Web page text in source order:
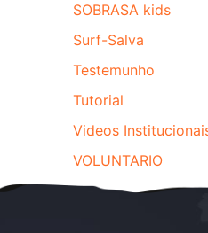
SOBRASA kids
Surf-Salva
Testemunho
Tutorial
Videos
VOLUNTARIO